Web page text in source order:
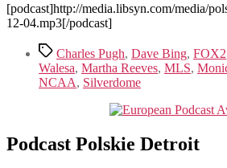
[podcast]http://media.libsyn.com/media/
12-04.mp3[/podcast]
TagiCharles Pugh, Dave Bing, FOX2
Walesa, Martha Reeves, MLS,
NCAA, Silverdome
Podcast Polskie Detroit